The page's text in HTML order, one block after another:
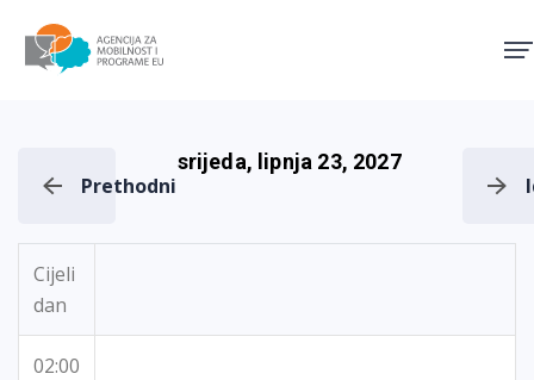
Prethodni
srijeda, lipnja 23, 2027
Cijeli
dan
02:00